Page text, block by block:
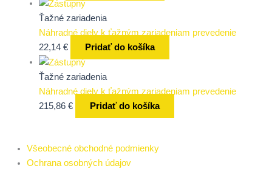
Ťažné zariadenia
Náhradné diely k ťažným zariadeniam prevedenie
22,14 € Pridať do košíka
Ťažné zariadenia
Náhradné diely k ťažným zariadeniam prevedenie
215,86 € Pridať do košíka
Všeobecné obchodné podmienky
Ochrana osobných údajov